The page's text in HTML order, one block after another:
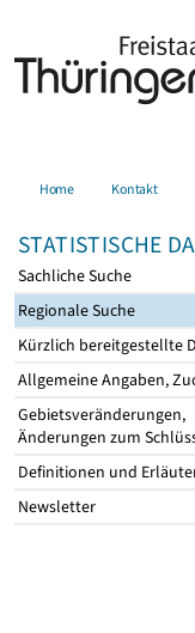
Home Kontakt
STATISTISCHE
Sachliche Suche
Regionale Suche
Kürzlich bereitgestellte
Allgemeine Angaben,
Gebietsveränderungen,
Änderungen zum
Definitionen und
Newsletter